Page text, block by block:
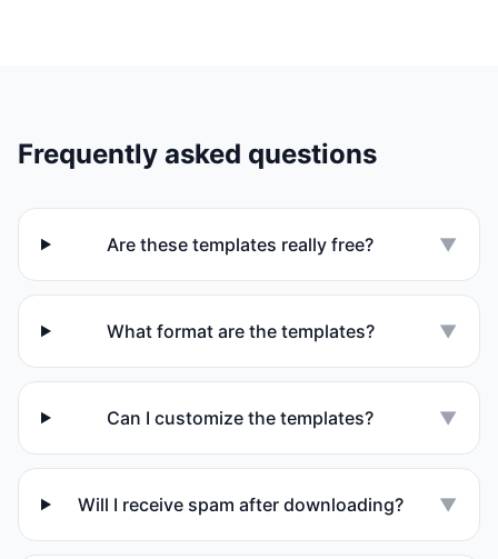
Frequently asked questions
Are these templates really free? ▼
What format are the templates? ▼
Can I customize the templates? ▼
Will I receive spam after downloading? ▼